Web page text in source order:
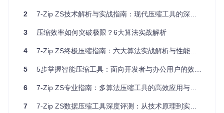
供了完美的兼容性解决方案。它不仅支持原生7z格式，确保与
装包适合新手用户的一站式解决方案，而轻量插件版仅2MB大
享受新一代压缩技术。
场景化应用：从新手到专家的压缩实践
新手引导：5分钟上手7-Zip-zstd
对于初次接触7-Zip-zstd的用户，我们提供了简单直观的安装
2 7-Zip ZS技术解析与实战指南：现代压缩工具的深度应用
3 压缩效率如何突破极限？6大算法实战解析
4 7-Zip ZS终极压缩指南：六大算法实战解析与性能优化
5 5步掌握智能压缩工具：面向开发者与办公用户的效率解决方案
6 7-Zip ZS专业指南：多算法压缩工具的高效应用与实践
7 7-Zip ZS数据压缩工具深度评测：从技术原理到实战应用